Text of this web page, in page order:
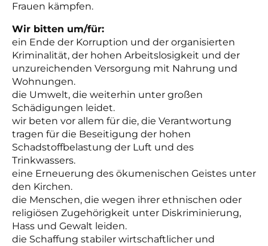
Frauen kämpfen.
Wir bitten um/für:
ein Ende der Korruption und der organisierten
Kriminalität, der hohen Arbeitslosigkeit und der
unzureichenden Versorgung mit Nahrung und
Wohnungen.
die Umwelt, die weiterhin unter großen
Schädigungen leidet.
wir beten vor allem für die, die Verantwortung
tragen für die Beseitigung der hohen
Schadstoffbelastung der Luft und des
Trinkwassers.
eine Erneuerung des ökumenischen Geistes unter
den Kirchen.
die Menschen, die wegen ihrer ethnischen oder
religiösen Zugehörigkeit unter Diskriminierung,
Hass und Gewalt leiden.
die Schaffung stabiler wirtschaftlicher und